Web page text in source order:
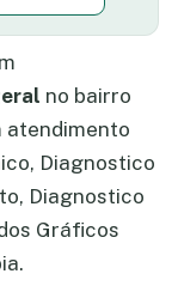
no bairro
atendimento
Diagnostico
Diagnostico
Gráficos